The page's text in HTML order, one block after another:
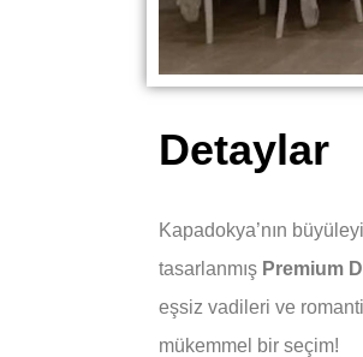
Detaylar
Kapadokya’nın
tasarlanmış Premium
eşsiz vadileri ve
mükemmel bir seçim!